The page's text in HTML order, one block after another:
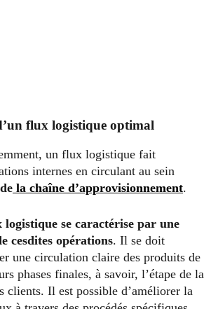
flux logistique optimal
un flux logistique fait
internes en circulant au sein
la chaîne d’approvisionnement.
se caractérise par une
cesdites opérations. Il se doit
une circulation claire des produits de
phases finales, à savoir, l’étape de la
clients. Il est possible d’améliorer la